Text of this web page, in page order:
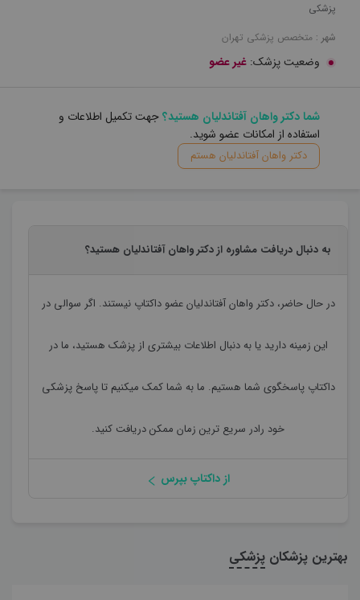
پزشکی
شهر : متخصص پزشکی تهران
وضعیت پزشک: غیر عضو
شما دکتر واهان آفتاندلیان هستید؟جهت تکمیل اطلاعات و
استفاده از امکانات عضو شوید.
دکتر واهان آفتاندلیان هستم
به دنبال دریافت مشاوره از دکتر واهان آفتاندلیان هستید؟
در حال حاضر،دکتر واهان آفتاندلیانعضو داکتاپ نیستند. اگر سوالی در
این زمینه دارید یا به دنبال اطلاعات بیشتری از پزشک هستید، ما در
داکتاپ پاسخگوی شما هستیم. ما به شما کمک میکنیم تا پاسخ پزشکی
خود رادر سریع ترین زمان ممکن دریافت کنید.
از داکتاپ بپرس
بهترین پزشکان پزشکی